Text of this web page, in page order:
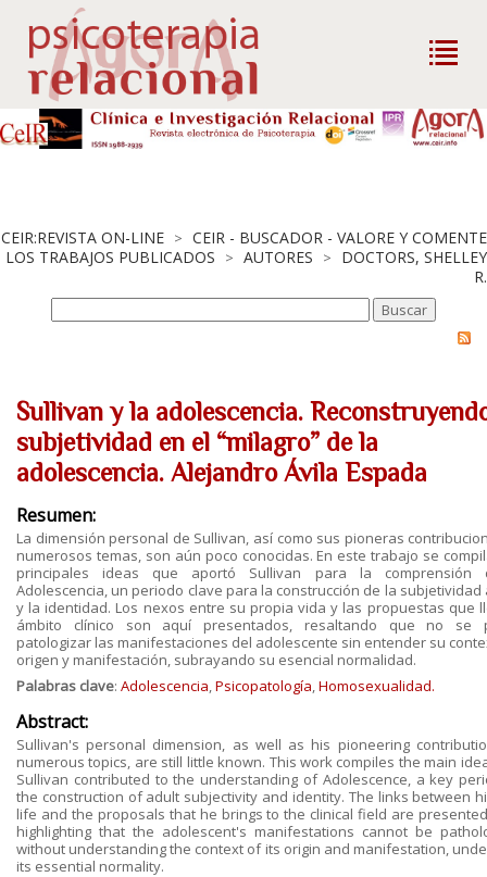
CEIR:REVISTA ON-LINE > CEIR - BUSCADOR - VALORE Y COMENTE
LOS TRABAJOS PUBLICADOS > AUTORES > DOCTORS, SHELLEY
R.
Sullivan y la adolescencia.
subjetividad en el “milagro” de la
adolescencia. Alejandro Ávila Espada
Resumen:
La dimensión personal de Sullivan, así como sus pioneras
numerosos temas, son aún poco conocidas. En este trabajo se
principales ideas que aportó Sullivan para la comprensión
Adolescencia, un periodo clave para la construcción de la subjetividad
y la identidad. Los nexos entre su propia vida y las propuestas que
ámbito clínico son aquí presentados, resaltando que no se
patologizar las manifestaciones del adolescente sin entender su
origen y manifestación, subrayando su esencial normalidad.
Palabras clave: Adolescencia,Psicopatología,Homosexualidad.
Abstract:
Sullivan's personal dimension, as well as his pioneering
numerous topics, are still little known. This work compiles the main
Sullivan contributed to the understanding of Adolescence, a key
the construction of adult subjectivity and identity. The links between
life and the proposals that he brings to the clinical field are
highlighting that the adolescent's manifestations cannot be
without understanding the context of its origin and manifestation,
its essential normality.